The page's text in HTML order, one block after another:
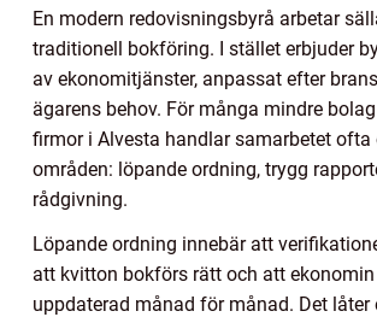
En modern redovisningsbyrå arbetar
traditionell bokföring. I stället erbjuder
av ekonomitjänster, anpassat efter
ägarens behov. För många mindre
firmor i Alvesta handlar samarbetet ofta
områden: löpande ordning, trygg
rådgivning.
Löpande ordning innebär att
att kvitton bokförs rätt och att
uppdaterad månad för månad. Det låter